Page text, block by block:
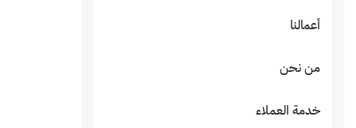
أعمالنا
من نحن
خدمة العملاء